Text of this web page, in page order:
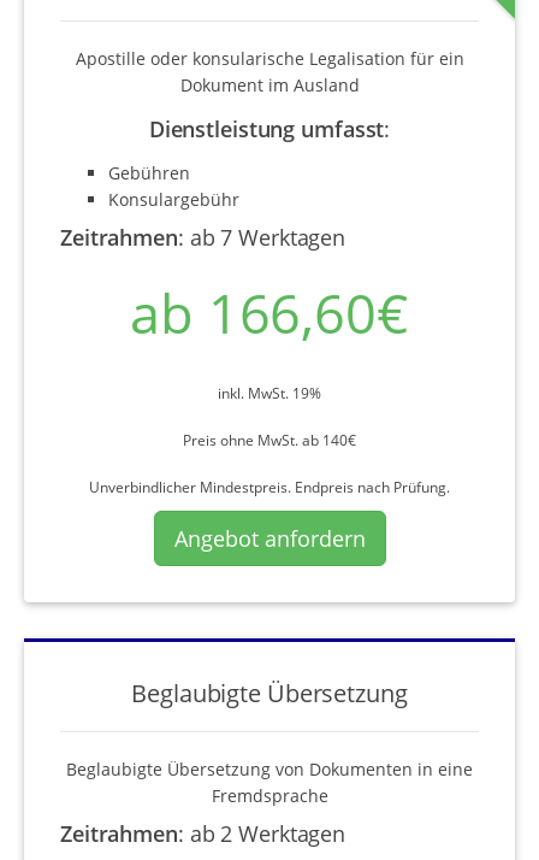
Apostille oder konsularische Legalisation für ein
Dokument im Ausland
Dienstleistung umfasst:
Gebühren
Konsulargebühr
Zeitrahmen: ab 7 Werktagen
ab 166,60€
inkl. MwSt. 19%
Preis ohne MwSt. ab 140€
Unverbindlicher Mindestpreis. Endpreis nach Prüfung.
Angebot anfordern
Beglaubigte Übersetzung
Beglaubigte Übersetzung von Dokumenten in eine
Fremdsprache
Zeitrahmen: ab 2 Werktagen